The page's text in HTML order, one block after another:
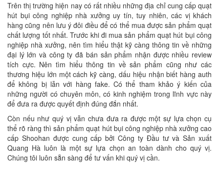
Trên thị trường hiện nay có rất nhiều những địa chỉ cung cấp quạt
hút bụi công nghiệp nhà xưởng uy tín, tuy nhiên, các vị khách
hàng cũng nên lưu ý đôi điều để có thể mua được sản phẩm quạt
chất lượng tốt nhất. Trước khi đi mua sản phẩm quạt hút bụi công
nghiệp nhà xưởng, nên tìm hiểu thật kỹ càng thông tin về những
đại lý lớn và công ty đã bán sản phẩm nhận được nhiều review
tích cực. Nên tìm hiểu thông tin về sản phẩm cũng như các
thương hiệu lớn một cách kỹ càng, dấu hiệu nhận biết hàng auth
để không bị lẫn với hàng fake. Có thể tham khảo ý kiến của
những người có chuyên môn, có kinh nghiệm trong lĩnh vực này
để đưa ra được quyết định đúng đắn nhất.
Còn nếu như quý vị vẫn chưa đưa ra được một sự lựa chọn cụ
thể rõ ràng thì sản phẩm quạt hút bụi công nghiệp nhà xưởng cao
cấp Shoohan được cung cấp bởi Công ty Đầu tư và Sản xuất
Quang Hà luôn là một sự lựa chọn an toàn dành cho quý vị.
Chúng tôi luôn sẵn sàng để tư vấn khi quý vị cần.